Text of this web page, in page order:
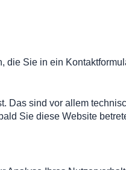
die Sie in ein
Das sind vor allem
Sie diese Website